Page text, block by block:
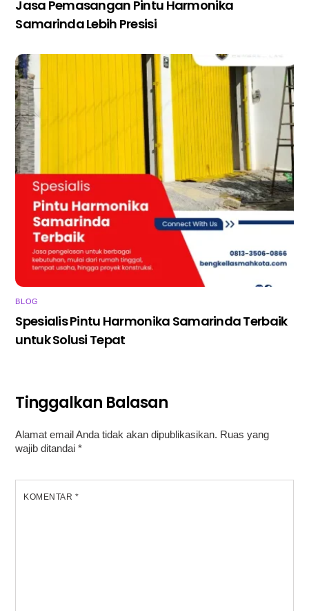
Jasa Pemasangan Pintu Harmonika
Samarinda Lebih Presisi
BLOG
Spesialis Pintu Harmonika Samarinda Terbaik
untuk Solusi Tepat
Tinggalkan Balasan
Alamat email Anda tidak akan dipublikasikan. Ruas yang
wajib ditandai*
KOMENTAR *